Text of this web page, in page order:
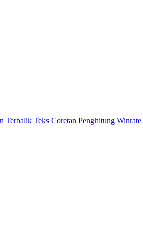
Terbalik Teks Coretan Penghitung Winrate